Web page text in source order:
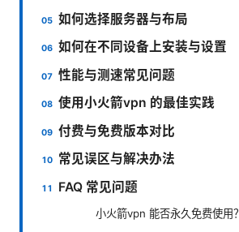
如何选择服务器与布局
如何在不同设备上安装与设置
性能与测速常见问题
使用小火箭vpn 的最佳实践
付费与免费版本对比
常见误区与解决办法
FAQ 常见问题
小火箭vpn 能否永久免费使用？